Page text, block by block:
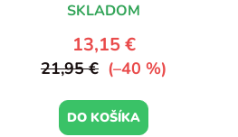
SKLADOM
13,15 €
21,95 € (–40 %)
DO KOŠÍKA